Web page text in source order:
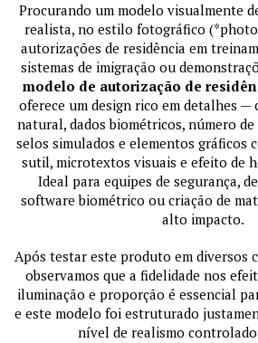
Procurando um modelo visualmente
realista, no estilo fotográfico
autorizações de residência em
sistemas de imigração ou
modelo de autorização de
oferece um design rico em detalhes —
natural, dados biométricos, número
selos simulados e elementos gráficos
sutil, microtextos visuais e efeito de
Ideal para equipes de segurança,
software biométrico ou criação de
alto impacto.
Após testar este produto em diversos
observamos que a fidelidade nos
iluminação e proporção é essencial
e este modelo foi estruturado
nível de realismo